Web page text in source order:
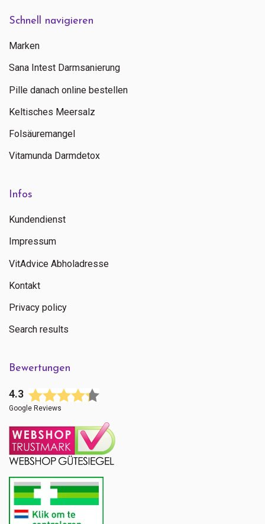
Schnell navigieren
Marken
Sana Intest Darmsanierung
Pille danach online bestellen
Keltisches Meersalz
Folsäuremangel
Vitamunda Darmdetox
Infos
Kundendienst
Impressum
VitAdvice Abholadresse
Kontakt
Privacy policy
Search results
Bewertungen
4.3
Google Reviews